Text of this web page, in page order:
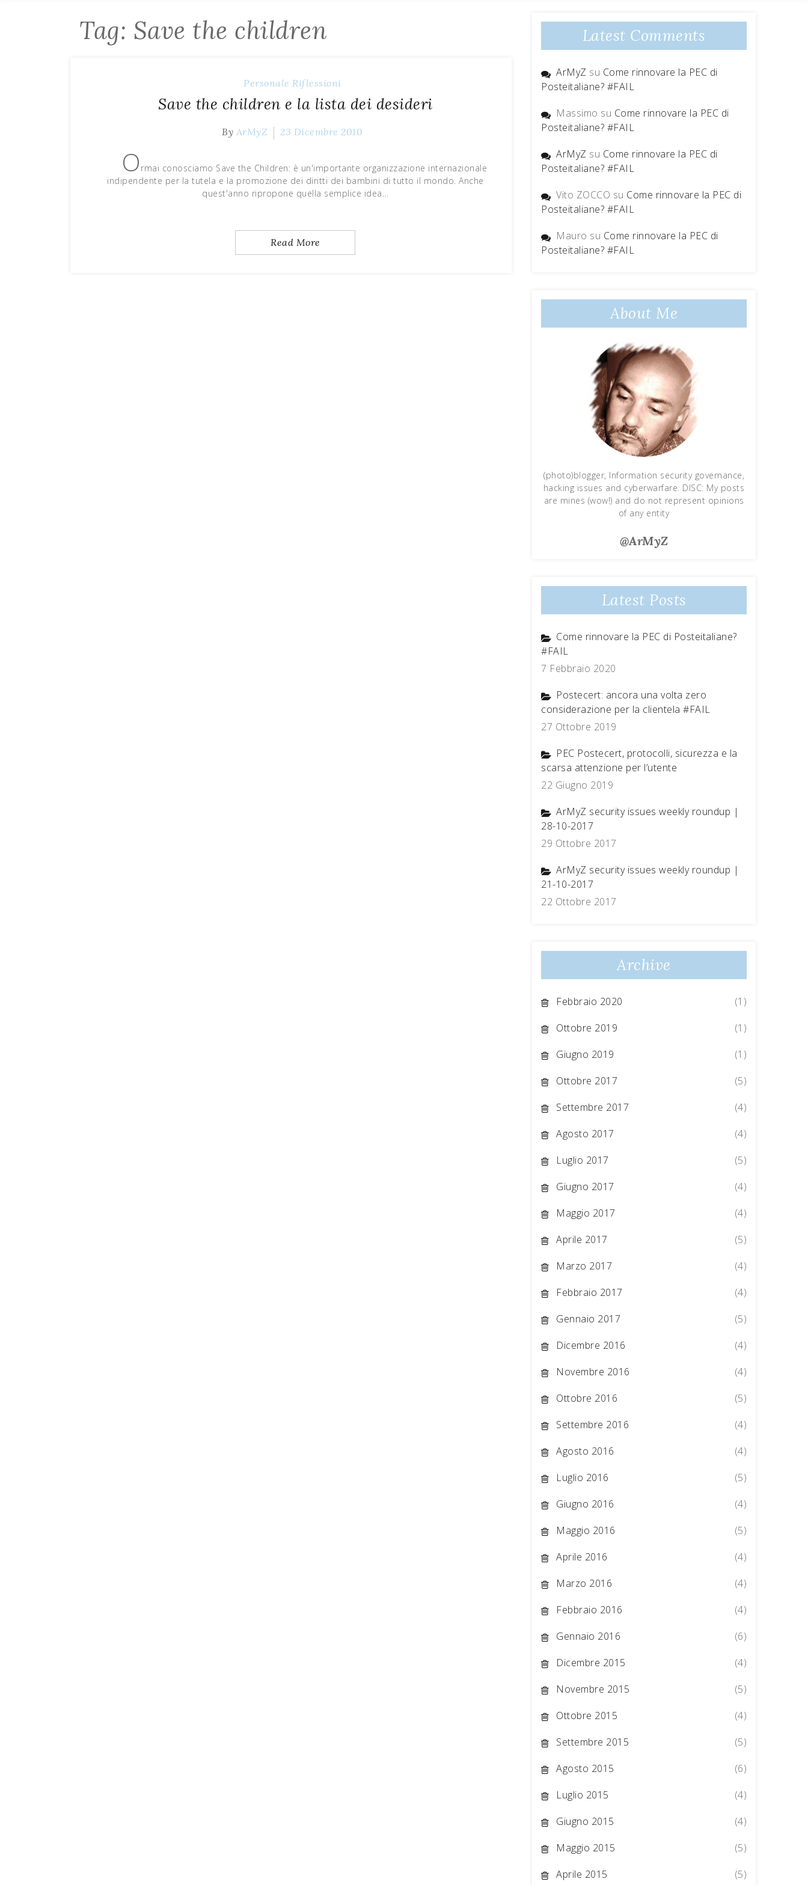
Tag: Save the children
Personale Riflessioni
Save the children e la lista dei desideri
By ArMyZ 23 Dicembre 2010
O rmai conosciamo Save the Children: è un'importante organizzazione internazionale
indipendente per la tutela e la promozione dei diritti dei bambini di tutto il mondo. Anche
quest'anno ripropone quella semplice idea…
Read More
Latest Comments
ArMyZ su Come rinnovare la PEC di
Posteitaliane? #FAIL
Massimo su Come rinnovare la PEC di
Posteitaliane? #FAIL
ArMyZ su Come rinnovare la PEC di
Posteitaliane? #FAIL
Vito ZOCCO su Come rinnovare la PEC di
Posteitaliane? #FAIL
Mauro su Come rinnovare la PEC di
Posteitaliane? #FAIL
About Me
(photo)blogger, Information security governance,
hacking issues and cyberwarfare. DISC: My posts
are mines (wow!) and do not represent opinions
of any entity
@ArMyZ
Latest Posts
Come rinnovare la PEC di Posteitaliane?
#FAIL
7 Febbraio 2020
Postecert: ancora una volta zero
considerazione per la clientela #FAIL
27 Ottobre 2019
PEC Postecert, protocolli, sicurezza e la
scarsa attenzione per l’utente
22 Giugno 2019
ArMyZ security issues weekly roundup |
28-10-2017
29 Ottobre 2017
ArMyZ security issues weekly roundup |
21-10-2017
22 Ottobre 2017
Archive
Febbraio 2020
(1)
Ottobre 2019
(1)
Giugno 2019
(1)
Ottobre 2017
(5)
Settembre 2017
(4)
Agosto 2017
(4)
Luglio 2017
(5)
Giugno 2017
(4)
Maggio 2017
(4)
Aprile 2017
(5)
Marzo 2017
(4)
Febbraio 2017
(4)
Gennaio 2017
(5)
Dicembre 2016
(4)
Novembre 2016
(4)
Ottobre 2016
(5)
Settembre 2016
(4)
Agosto 2016
(4)
Luglio 2016
(5)
Giugno 2016
(4)
Maggio 2016
(5)
Aprile 2016
(4)
Marzo 2016
(4)
Febbraio 2016
(4)
Gennaio 2016
(6)
Dicembre 2015
(4)
Novembre 2015
(5)
Ottobre 2015
(4)
Settembre 2015
(5)
Agosto 2015
(6)
Luglio 2015
(4)
Giugno 2015
(4)
Maggio 2015
(5)
Aprile 2015
(5)